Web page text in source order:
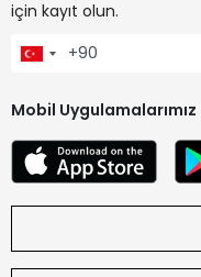
için kayıt olun.
Mobil Uygulamalarımız